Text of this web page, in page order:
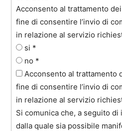
Acconsento al trattamento
fine di consentire l’invio di
in relazione al servizio
si *
no *
Acconsento al trattamento
fine di consentire l’invio di
in relazione al servizio
Si comunica che, a seguito di
dalla quale sia possibile